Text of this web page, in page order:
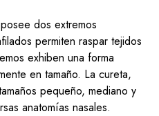
dos extremos
permiten raspar tejidos
exhiben una forma
en tamaño. La cureta,
pequeño, mediano y
anatomías nasales.